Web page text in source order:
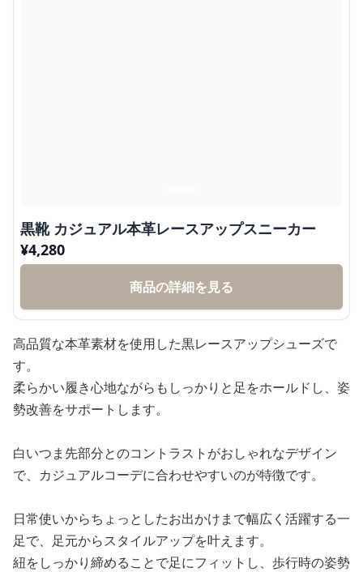
黒靴 カジュアル本革レースアップスニーカー
¥4,280
商品の詳細を見る
高品質な本革素材を使用した黒レースアップシューズで
す。
柔らかい履き心地ながらもしっかりと足をホールドし、姿
勢改善をサポートします。
白いつま先部分とのコントラストがおしゃれなデザイン
で、カジュアルコーデに合わせやすいのが特徴です。
日常使いからちょっとしたお出かけまで幅広く活躍する一
足で、足元からスタイルアップを叶えます。
紐をしっかり締めることで足にフィットし、歩行時の姿勢